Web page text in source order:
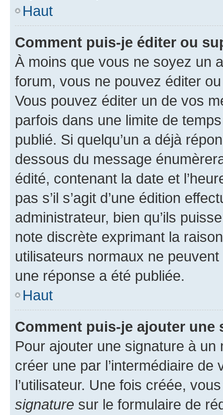
Haut
Comment puis-je éditer ou
À moins que vous ne soyez un
forum, vous ne pouvez éditer
Vous pouvez éditer un de vos
parfois dans une limite de
publié. Si quelqu’un a déjà
dessous du message
édité, contenant la date et
pas s’il s’agit d’une édition
administrateur, bien qu’ils
note discrète exprimant la
utilisateurs normaux ne
une réponse a été publiée.
Haut
Comment puis-je ajouter une
Pour ajouter une signature à un
créer une par l’intermédiaire
l’utilisateur. Une fois créée,
signature sur le formulaire de